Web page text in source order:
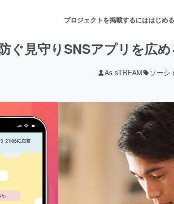
プロジェクトを掲載するにははじめる
ゲーム・サービス開発
書籍・雑誌出版
ぐ見守りSNSアプリを広
As sTREAM ソーシ